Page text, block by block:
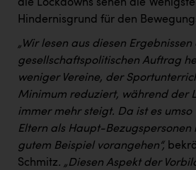
die Lockdowns sehen die
Hindernisgrund für den
„Wir lesen aus diesen
gesellschaftspolitischen Auftrag
weniger Vereine, der
Minimum reduziert, während der
immer mehr steigt. Da ist es
Eltern als Haupt-Bezugspersonen
gutem Beispiel vorangehen“,
Schmitz. „Diesen Aspekt der